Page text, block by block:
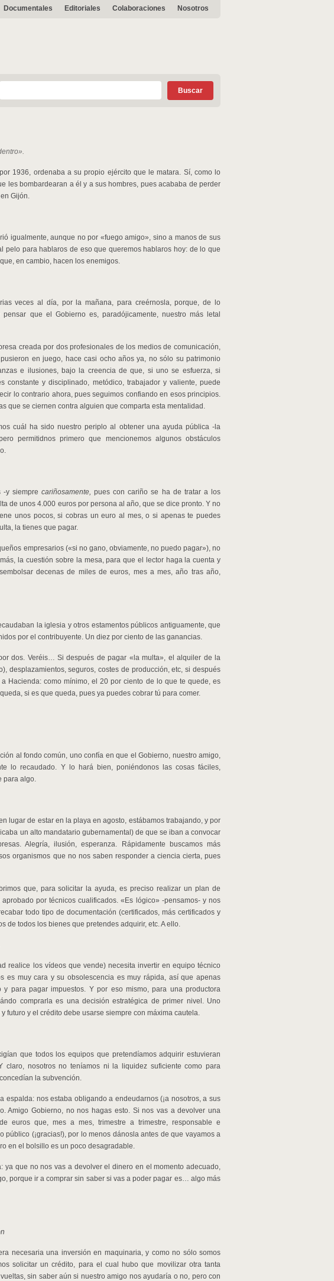
Documentales Editoriales Colaboraciones Nosotros
1936, ordenaba a su propio ejército que le matara. Sí, como lo
les bombardearan a él y a sus hombres, pues acababa de perder
Gijón.
igualmente, aunque no por «fuego amigo», sino a manos de sus
pelo para hablaros de eso que queremos hablaros hoy: de lo que
en cambio, hacen los enemigos.
veces al día, por la mañana, para creérnosla, porque, de lo
que el Gobierno es, paradójicamente, nuestro más letal
creada por dos profesionales de los medios de comunicación,
en juego, hace casi ocho años ya, no sólo su patrimonio
e ilusiones, bajo la creencia de que, si uno se esfuerza, si
constante y disciplinado, metódico, trabajador y valiente, puede
lo contrario ahora, pues seguimos confiando en esos principios.
que se ciernen contra alguien que comparta esta mentalidad.
cuál ha sido nuestro periplo al obtener una ayuda pública -la
permitidnos primero que mencionemos algunos obstáculos
-y siemprecariñosamente, pues con cariño se ha de tratar a los
de unos 4.000 euros por persona al año, que se dice pronto. Y no
unos pocos, si cobras un euro al mes, o si apenas te puedes
la tienes que pagar.
empresarios («si no gano, obviamente, no puedo pagar»), no
la cuestión sobre la mesa, para que el lector haga la cuenta y
decenas de miles de euros, mes a mes, año tras año,
la iglesia y otros estamentos públicos antiguamente, que
por el contribuyente. Un diez por ciento de las ganancias.
dos. Veréis… Si después de pagar «la multa», el alquiler de la
desplazamientos, seguros, costes de producción, etc, si después
Hacienda: como mínimo, el 20 por ciento de lo que te quede, es
si es que queda, pues ya puedes cobrar tú para comer.
al fondo común, uno confía en que el Gobierno, nuestro amigo,
lo recaudado. Y lo hará bien, poniéndonos las cosas fáciles,
para algo.
lugar de estar en la playa en agosto, estábamos trabajando, y por
un alto mandatario gubernamental) de que se iban a convocar
Alegría, ilusión, esperanza. Rápidamente buscamos más
organismos que no nos saben responder a ciencia cierta, pues
que, para solicitar la ayuda, es preciso realizar un plan de
por técnicos cualificados. «Es lógico» -pensamos- y nos
todo tipo de documentación (certificados, más certificados y
de todos los bienes que pretendes adquirir, etc. A ello.
realice los vídeos que vende) necesita invertir en equipo técnico
es muy cara y su obsolescencia es muy rápida, así que apenas
para pagar impuestos. Y por eso mismo, para una productora
comprarla es una decisión estratégica de primer nivel. Uno
futuro y el crédito debe usarse siempre con máxima cautela.
que todos los equipos que pretendíamos adquirir estuvieran
claro, nosotros no teníamos ni la liquidez suficiente como para
la subvención.
espalda: nos estaba obligando a endeudarnos (¡a nosotros, a sus
Amigo Gobierno, no nos hagas esto. Si nos vas a devolver una
euros que, mes a mes, trimestre a trimestre, responsable e
público (¡gracias!), por lo menos dánosla antes de que vayamos a
en el bolsillo es un poco desagradable.
ya que no nos vas a devolver el dinero en el momento adecuado,
porque ir a comprar sin saber si vas a poder pagar es… algo más
necesaria una inversión en maquinaria, y como no sólo somos
solicitar un crédito, para el cual hubo que movilizar otra tanta
sin saber aún si nuestro amigo nos ayudaría o no, pero con